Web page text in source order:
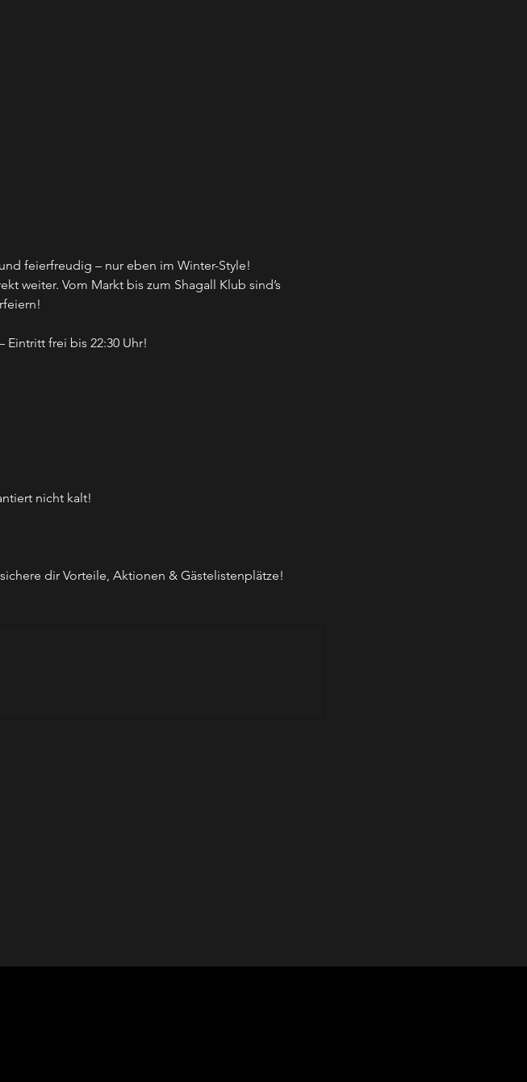
feierfreudig – nur eben im Winter-Style!
weiter. Vom Markt bis zum Shagall Klub sind’s
Eintritt frei bis 22:30 Uhr!
nicht kalt!
dir Vorteile, Aktionen & Gästelistenplätze!